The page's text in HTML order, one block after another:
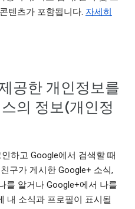
텐츠가 포함됩니다. 자세히
공한 개인정보를
의 정보(개인정
하고 Google에서 검색할 때
구가 게시한 Google+ 소식,
를 알거나 Google+에서 나를
내 소식과 프로필이 표시될